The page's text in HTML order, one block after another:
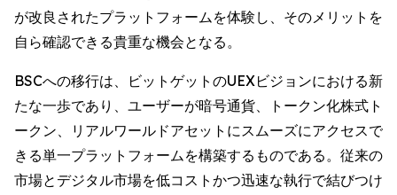
が改良されたプラットフォームを体験し、そのメリットを
自ら確認できる貴重な機会となる。
BSCへの移行は、ビットゲットのUEXビジョンにおける新
たな一歩であり、ユーザーが暗号通貨、トークン化株式ト
ークン、リアルワールドアセットにスムーズにアクセスで
きる単一プラットフォームを構築するものである。従来の
市場とデジタル市場を低コストかつ迅速な執行で結びつけ